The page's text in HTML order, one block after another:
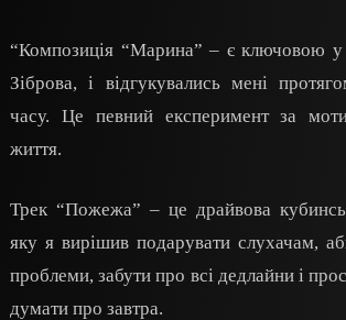
“Композиція “Марина” – є ключовою у
Зіброва, і відгукувались мені
часу. Це певний експеримент за
життя.
Трек “Пожежа” – це драйвова
яку я вирішив подарувати слухачам,
проблеми, забути про всі дедлайни і
думати про завтра.